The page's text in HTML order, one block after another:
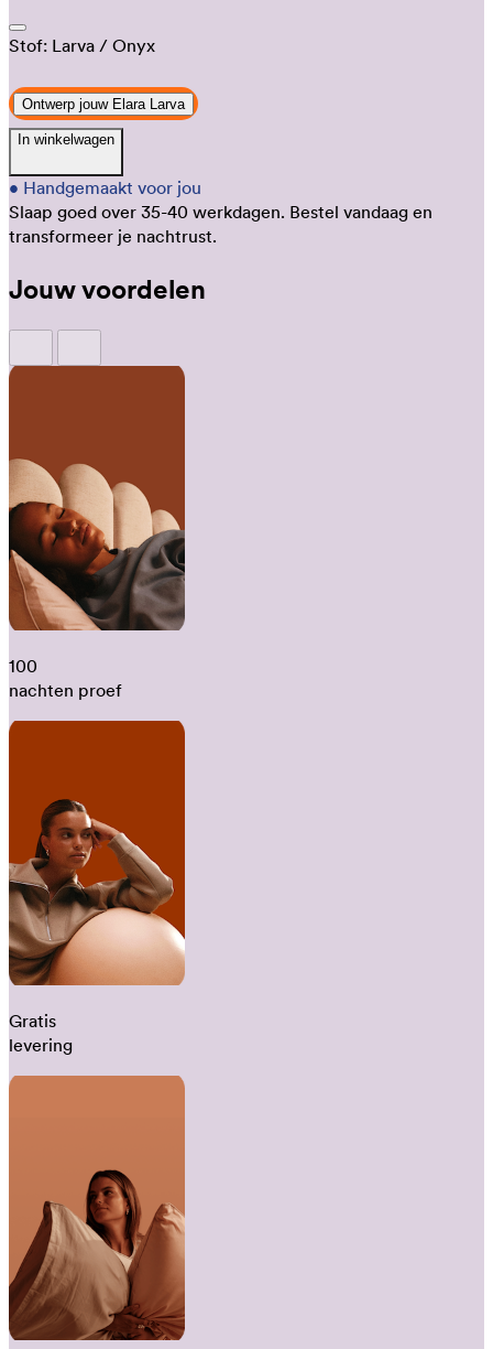
Stof: Larva / Onyx
Ontwerp jouw Elara Larva
In winkelwagen
• Handgemaakt voor jou
Slaap goed over 35-40 werkdagen. Bestel vandaag en
transformeer je nachtrust.
Jouw voordelen
100
nachten proef
Gratis
levering